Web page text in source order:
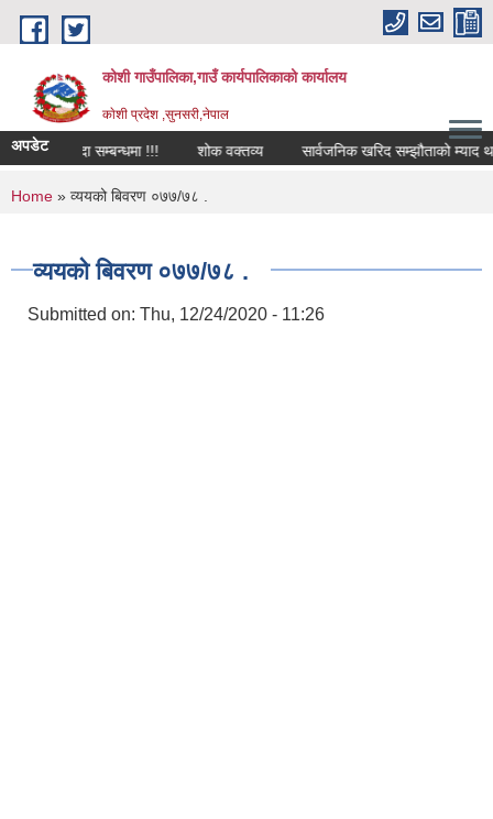
Skip to main content
कोशी गाउँपालिका,गाउँ कार्यपालिकाको कार्यालय
काेशी प्रदेश ,सुनसरी,नेपाल
अपडेट स्थानीय शोक विदा सम्बन्धमा !!! शोक वक्तव्य सार्वजनिक खरिद सम्झौताको म्याद
You are here
Home » व्ययको बिवरण ०७७/७८ .
व्ययको बिवरण ०७७/७८ .
Submitted on: Thu, 12/24/2020 - 11:26